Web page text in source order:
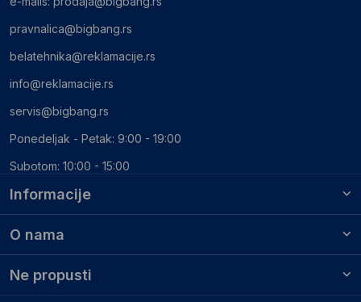
Informacije
O nama
Ne propusti
pravnalica@bigbang.rs
belatehnika@reklamacije.rs
info@reklamacije.rs
servis@bigbang.rs
Ponedeljak - Petak: 9:00 - 19:00
Subotom: 10:00 - 15:00